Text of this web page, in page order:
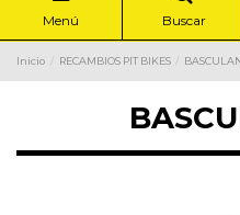
Menú Buscar
Inicio RECAMBIOS PIT BIKES